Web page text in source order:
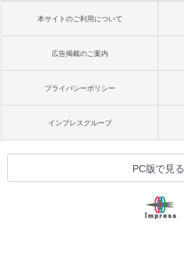
本サイトのご利用について
広告掲載のご案内
プライバシーポリシー
インプレスグループ
PC版で見る